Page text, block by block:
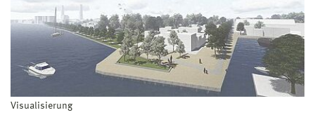
Visualisierung